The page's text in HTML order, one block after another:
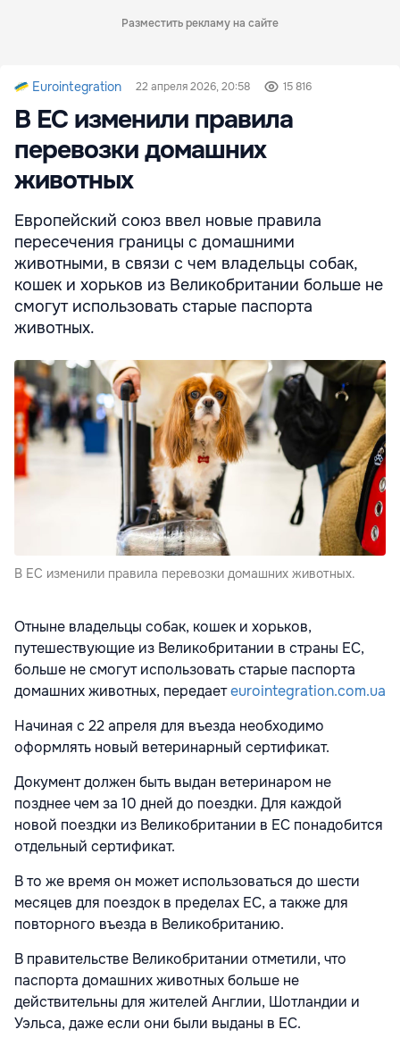
Разместить рекламу на сайте
Eurointegration 22 апреля 2026, 20:58 15 816
В ЕС изменили правила
перевозки домашних
животных
Европейский союз ввел новые правила
пересечения границы с домашними
животными, в связи с чем владельцы собак,
кошек и хорьков из Великобритании больше не
смогут использовать старые паспорта
животных.
В ЕС изменили правила перевозки домашних животных.
Отныне владельцы собак, кошек и хорьков,
путешествующие из Великобритании в страны ЕС,
больше не смогут использовать старые паспорта
домашних животных, передаетeurointegration.com.ua
Начиная с 22 апреля для въезда необходимо
оформлять новый ветеринарный сертификат.
Документ должен быть выдан ветеринаром не
позднее чем за 10 дней до поездки. Для каждой
новой поездки из Великобритании в ЕС понадобится
отдельный сертификат.
В то же время он может использоваться до шести
месяцев для поездок в пределах ЕС, а также для
повторного въезда в Великобританию.
В правительстве Великобритании отметили, что
паспорта домашних животных больше не
действительны для жителей Англии, Шотландии и
Уэльса, даже если они были выданы в ЕС.